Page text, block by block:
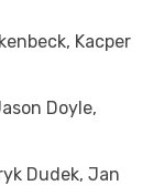
Kacper
Doyle,
Dudek, Jan